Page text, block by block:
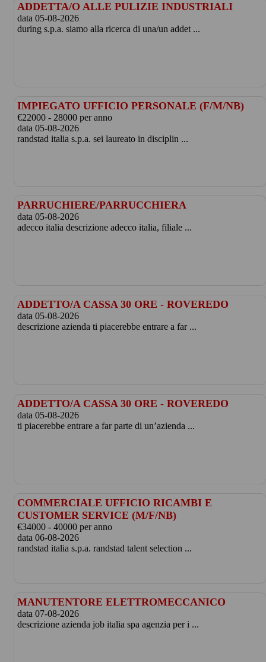
ADDETTA/O ALLE PULIZIE INDUSTRIALI
data 05-08-2026
during s.p.a. siamo alla ricerca di una/un addet ...
IMPIEGATO UFFICIO PERSONALE (F/M/NB)
€22000 - 28000 per anno
data 05-08-2026
randstad italia s.p.a. sei laureato in disciplin ...
PARRUCHIERE/PARRUCCHIERA
data 05-08-2026
adecco italia descrizione adecco italia, filiale ...
ADDETTO/A CASSA 30 ORE - ROVEREDO
data 05-08-2026
descrizione azienda ti piacerebbe entrare a far ...
ADDETTO/A CASSA 30 ORE - ROVEREDO
data 05-08-2026
ti piacerebbe entrare a far parte di un’azienda ...
COMMERCIALE UFFICIO RICAMBI E
CUSTOMER SERVICE (M/F/NB)
€34000 - 40000 per anno
data 06-08-2026
randstad italia s.p.a. randstad talent selection ...
MANUTENTORE ELETTROMECCANICO
data 07-08-2026
descrizione azienda job italia spa agenzia per i ...